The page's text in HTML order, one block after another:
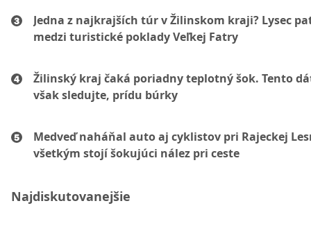
Jedna z najkrajších túr v Žilinskom kraji? Lysec
medzi turistické poklady Veľkej Fatry
Žilinský kraj čaká poriadny teplotný šok. Tento
však sledujte, prídu búrky
Medveď naháňal auto aj cyklistov pri Rajeckej
všetkým stojí šokujúci nález pri ceste
Najdiskutovanejšie